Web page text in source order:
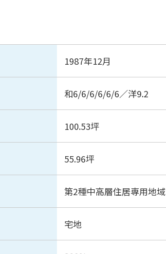
1987年12月
和6/6/6/6/6/6／洋9.2
100.53坪
55.96坪
第2種中高層住居専用地域
宅地